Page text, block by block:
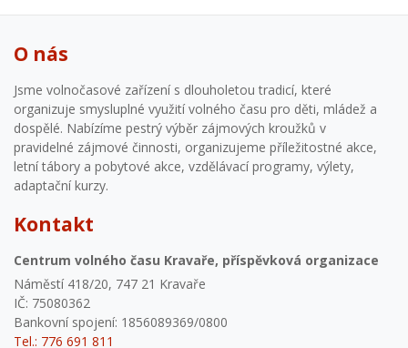
O nás
Jsme volnočasové zařízení s dlouholetou tradicí, které
organizuje smysluplné využití volného času pro děti, mládež a
dospělé. Nabízíme pestrý výběr zájmových kroužků v
pravidelné zájmové činnosti, organizujeme příležitostné akce,
letní tábory a pobytové akce, vzdělávací programy, výlety,
adaptační kurzy.
Kontakt
Centrum volného času Kravaře, příspěvková organizace
Náměstí 418/20, 747 21 Kravaře
IČ: 75080362
Bankovní spojení: 1856089369/0800
Tel.: 776 691 811